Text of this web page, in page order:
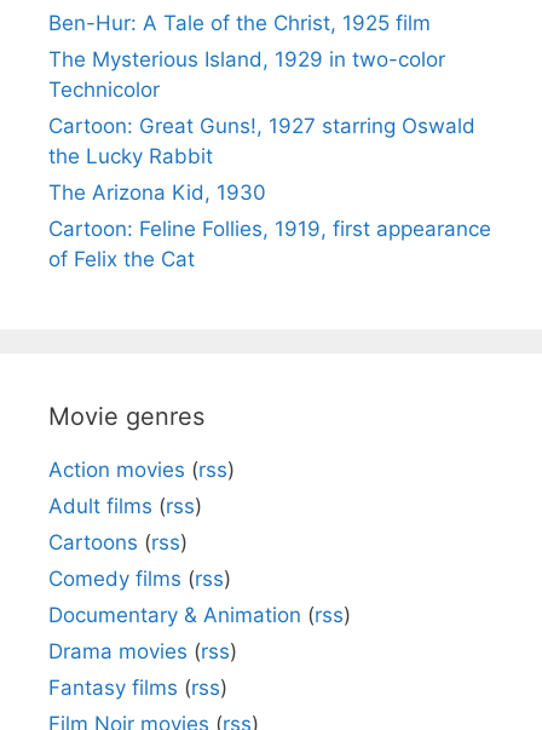
Ben-Hur: A Tale of the Christ, 1925 film
The Mysterious Island, 1929 in two-color
Technicolor
Cartoon: Great Guns!, 1927 starring Oswald
the Lucky Rabbit
The Arizona Kid, 1930
Cartoon: Feline Follies, 1919, first appearance
of Felix the Cat
Movie genres
Action movies (rss)
Adult films (rss)
Cartoons (rss)
Comedy films (rss)
Documentary & Animation (rss)
Drama movies (rss)
Fantasy films (rss)
Film Noir movies (rss)